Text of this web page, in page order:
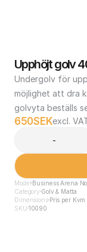
Upphöjt golv
Undergolv för
möjlighet att dra
golvyta beställs
650SEKexcl.
-
Model Business Arena
Category Golv & Matta
DimensionsPris per Kvm
SKU 10090